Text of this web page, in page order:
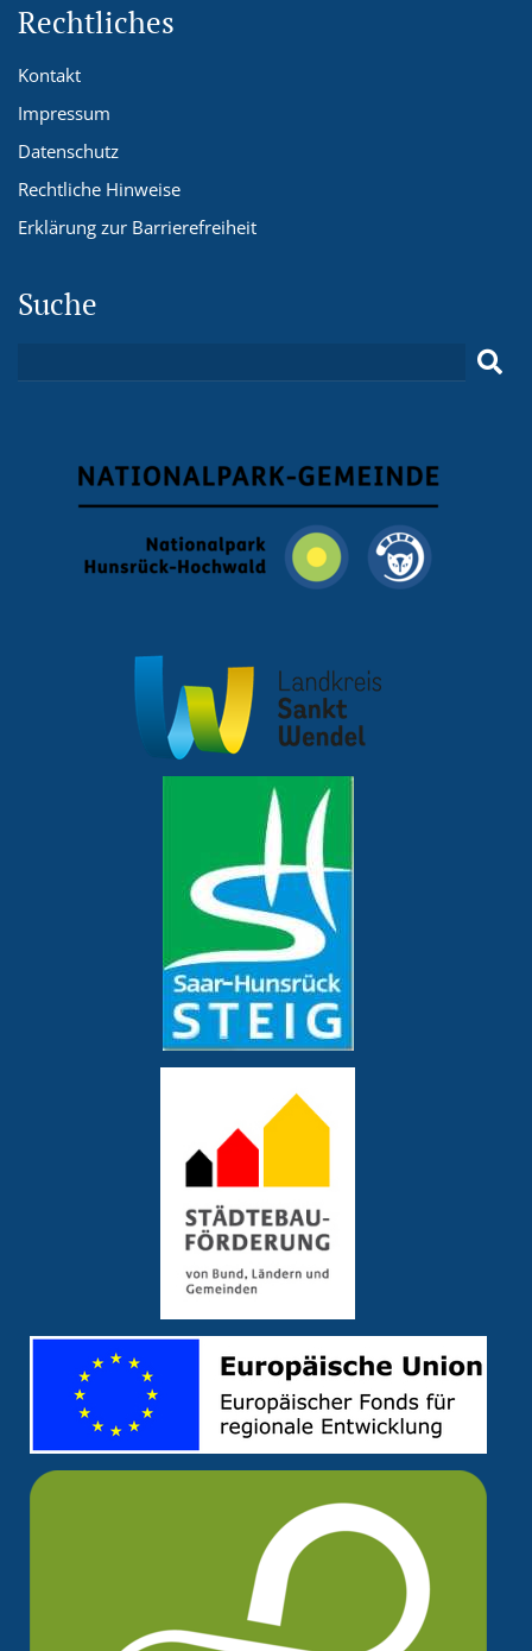
Rechtliches
Kontakt
Impressum
Datenschutz
Rechtliche Hinweise
Erklärung zur Barrierefreiheit
Suche